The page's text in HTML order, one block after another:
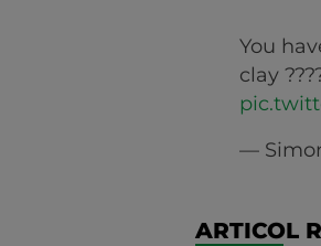
You
clay
—
ARTICOL